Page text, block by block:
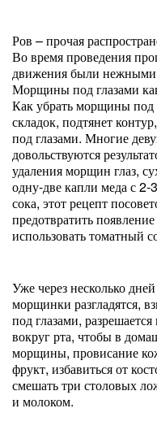
Ров – прочая
Во время проведения
движения были
Морщины под глазами
Как убрать морщины
складок, подтянет
под глазами. Многие
довольствуются
удаления морщин глаз,
одну-две капли меда с
сока, этот рецепт
предотвратить
использовать томатный
Уже через несколько
морщинки разгладятся,
под глазами,
вокруг рта, чтобы в
морщины, провисание
фрукт, избавиться от
смешать три столовых
и молоком.